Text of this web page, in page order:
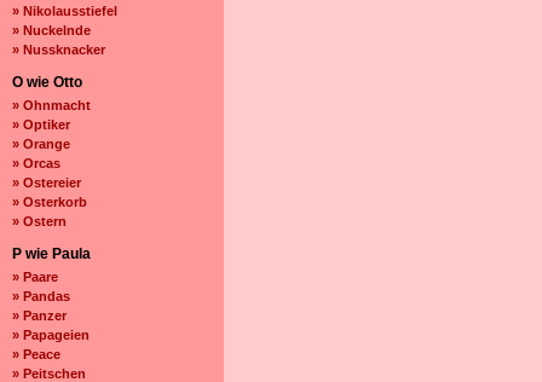
» Nikolausstiefel
» Nuckelnde
» Nussknacker
O wie Otto
» Ohnmacht
» Optiker
» Orange
» Orcas
» Ostereier
» Osterkorb
» Ostern
P wie Paula
» Paare
» Pandas
» Panzer
» Papageien
» Peace
» Peitschen